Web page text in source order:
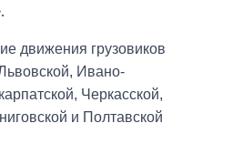
движения грузовиков
Ивано-
Черкасской,
и Полтавской